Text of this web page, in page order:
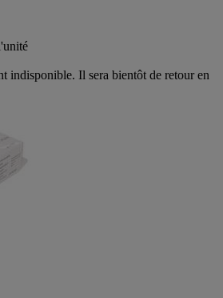
indisponible. Il sera bientôt de retour en